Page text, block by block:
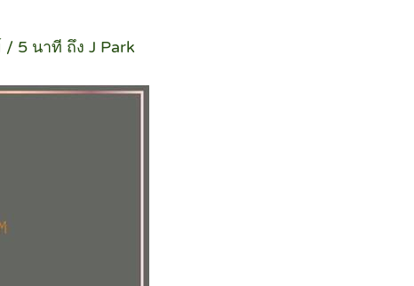
/ 5 นาที ถึง J Park